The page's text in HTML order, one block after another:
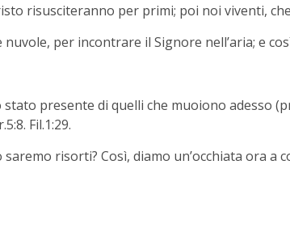
risusciteranno per primi; poi noi viventi,
per incontrare il Signore nell’aria; e
presente di quelli che muoiono adesso
Fil.1:29.
risorti? Così, diamo un’occhiata ora a